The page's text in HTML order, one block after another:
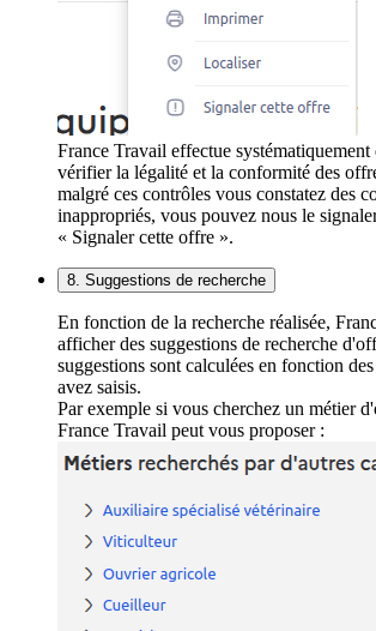
France Travail effectue
vérifier la légalité et la conformité des
malgré ces contrôles vous constatez des
inappropriés, vous pouvez nous le
« Signaler cette offre ».
8. Suggestions de recherche
En fonction de la recherche réalisée,
afficher des suggestions de recherche
suggestions sont calculées en fonction
avez saisis.
Par exemple si vous cherchez un métier
France Travail peut vous proposer :